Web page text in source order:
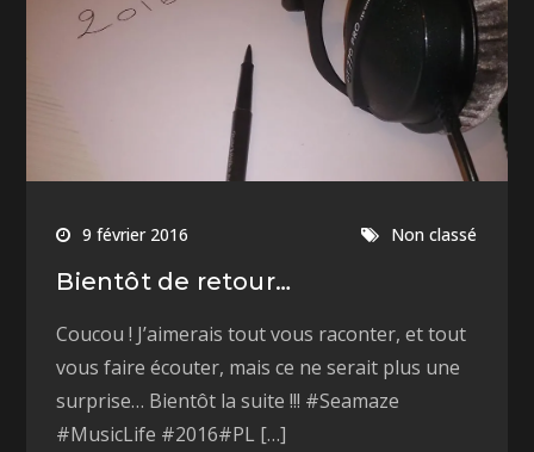
9 février 2016 Non classé
Bientôt de retour…
Coucou ! J’aimerais tout vous raconter, et tout
vous faire écouter, mais ce ne serait plus une
surprise… Bientôt la suite !!! #Seamaze
#MusicLife #2016#PL […]